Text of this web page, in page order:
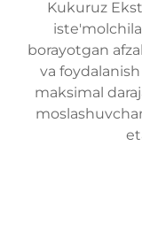
Kukuruz
borayotgan
va
maksimal